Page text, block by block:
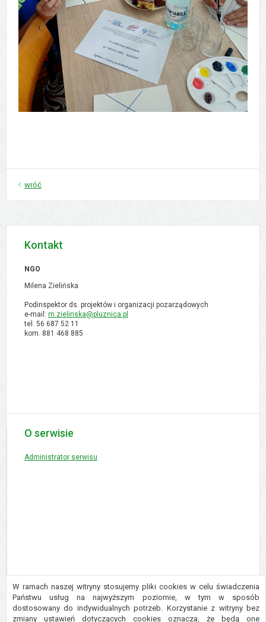
W ramach naszej witryny stosujemy pliki cookies w celu świadczenia
Państwu usług na najwyższym poziomie, w tym w sposób
dostosowany do indywidualnych potrzeb. Korzystanie z witryny bez
zmiany ustawień dotyczących cookies oznacza, że będą one
wróć
Kontakt
NGO
Milena Zielińska
Podinspektor ds. projektów i organizacji pozarządowych
e-mail: m.zielinska@pluznica.pl
tel. 56 687 52 11
kom. 881 468 885
O serwisie
Administrator serwisu
Copyright © 2016 Urząd Gminy Płużnica